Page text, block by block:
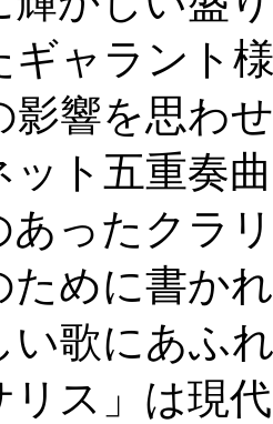
ギャラント
影響を思わ
ト五重奏
あったクラ
ために書か
い歌にあふ
ス」は現